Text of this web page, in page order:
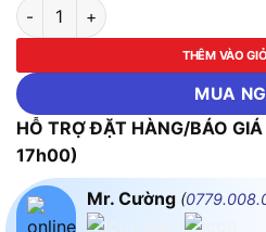
Kềm cộng lực ASAKI AK-0625 số
THÊM VÀO
MUA
HỖ TRỢ ĐẶT HÀNG/BÁO
17h00)
Mr. Cường (